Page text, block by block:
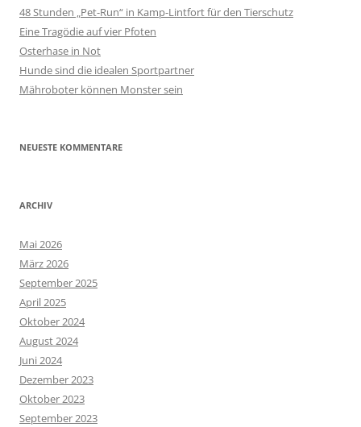
48 Stunden „Pet-Run“ in Kamp-Lintfort für den Tierschutz
Eine Tragödie auf vier Pfoten
Osterhase in Not
Hunde sind die idealen Sportpartner
Mähroboter können Monster sein
NEUESTE KOMMENTARE
ARCHIV
Mai 2026
März 2026
September 2025
April 2025
Oktober 2024
August 2024
Juni 2024
Dezember 2023
Oktober 2023
September 2023